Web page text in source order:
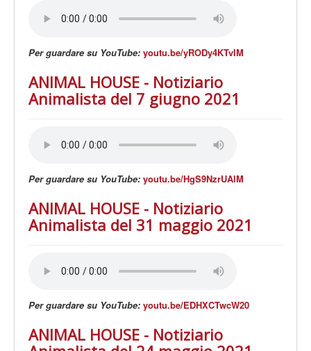
Per guardare su YouTube: youtu.be/yRODy4KTvIM
ANIMAL HOUSE - Notiziario
Animalista del 7 giugno 2021
Per guardare su YouTube: youtu.be/HgS9NzrUAlM
ANIMAL HOUSE - Notiziario
Animalista del 31 maggio 2021
Per guardare su YouTube: youtu.be/EDHXCTwcW20
ANIMAL HOUSE - Notiziario